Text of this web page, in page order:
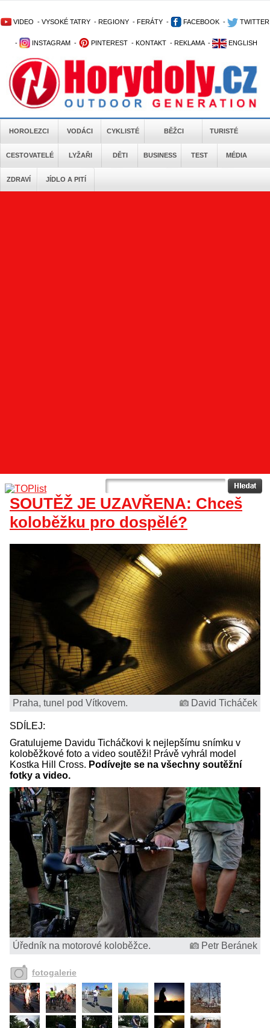
VIDEO - VYSOKÉ TATRY - REGIONY - FERÁTY - FACEBOOK - TWITTER
- INSTAGRAM - PINTEREST - KONTAKT - REKLAMA - ENGLISH
HOROLEZCI VODÁCI CYKLISTÉ BĚŽCI TURISTÉ
CESTOVATELÉ LYŽAŘI DĚTI BUSINESS TEST MÉDIA
ZDRAVÍ JÍDLO A PITÍ
SOUTĚŽ JE UZAVŘENA: Chceš
koloběžku pro dospělé?
Praha, tunel pod Vítkovem. David Ticháček
SDÍLEJ:
Gratulujeme Davidu Ticháčkovi k nejlepšímu snímku v
koloběžkové foto a video soutěži! Právě vyhrál model
Kostka Hill Cross. Podívejte se na všechny soutěžní
fotky a video.
Úředník na motorové koloběžce. Petr Beránek
fotogalerie